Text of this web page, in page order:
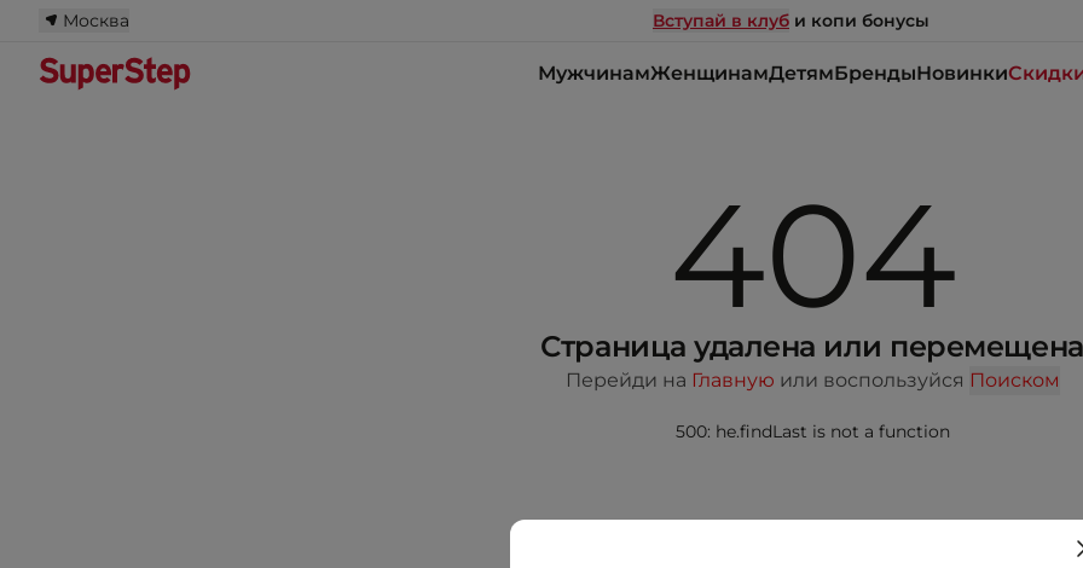
Москва Вступай в клуб и копи бонусы
МужчинамЖенщинамДетямБрендыНовинки
404
Страница удалена или перемещена
Перейди на Главную или воспользуйся Поиском
500: he.findLast is not a function